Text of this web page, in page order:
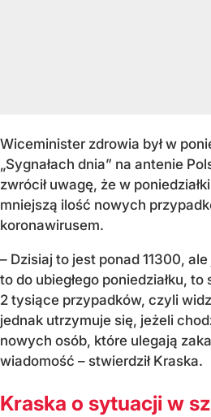
Wiceminister zdrowia był w
„Sygnałach dnia” na antenie
zwrócił uwagę, że w
mniejszą ilość nowych
koronawirusem.
– Dzisiaj to jest ponad 11300,
to do ubiegłego poniedziałku,
2 tysiące przypadków, czyli
jednak utrzymuje się, jeżeli
nowych osób, które ulegają
wiadomość – stwierdził Kraska.
Kraska o sytuacji w